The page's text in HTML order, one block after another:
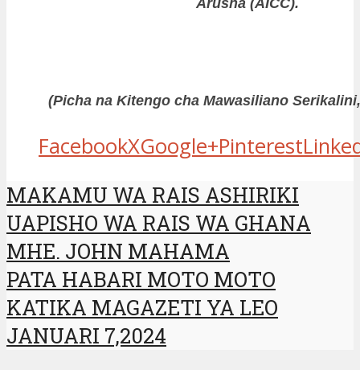
(Picha na Kitengo cha Mawasiliano
FacebookXGoogle+Pinterest
MAKAMU WA RAIS ASHIRIKI
UAPISHO WA RAIS WA GHANA
MHE. JOHN MAHAMA
PATA HABARI MOTO MOTO
KATIKA MAGAZETI YA LEO
JANUARI 7,2024